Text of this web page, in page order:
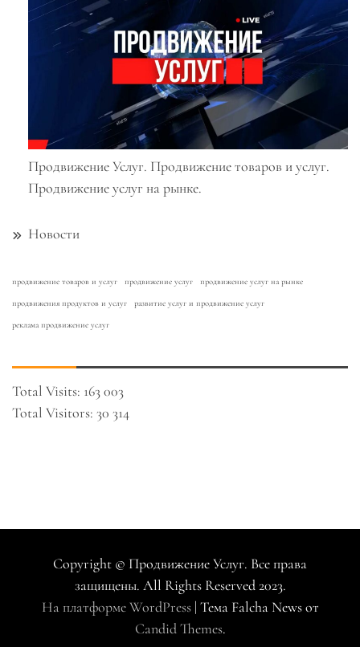
Продвижение Услуг. Продвижение товаров и услуг.
Продвижение услуг на рынке.
Новости
продвижение товаров и услуг продвижение услуг продвижение услуг на рынке
продвижения продуктов и услуг развитие услуг и продвижение услуг
реклама продвижение услуг
Total Visits: 163 003
Total Visitors: 30 314
Copyright © Продвижение Услуг. Все права
защищены. All Rights Reserved 2023.
На платформе WordPress | Тема Falcha News от
Candid Themes.